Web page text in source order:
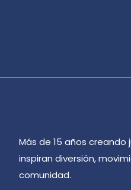
Más de 15 años
inspiran diversión,
comunidad.